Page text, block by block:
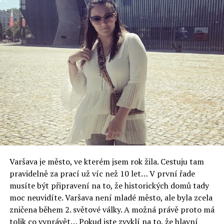
zalíbilo, protože se jednalo o oblast velmi bohatou na
drahé kovy. Valoni v této oblasti našli zlato, drahokamy a
hlavně pyrit, z nějž vyráběli již v této době kyselinu
sírovou. Centrem valonské kultury byla Szklarska
Poręba, ale osídlili i Karpacz a okolní vísky.
Dějiny Karpacze jsou dále spojeny s evangelíky, kteří zde
nalezli útočiště během třicetileté války. V roce 1681
došlo ke stavbě kostelíka sv.Vavřince na Sněžce a od té
doby se stal Karpacz centrem poutníků ze všech
světových stran. V roce 1772 byla založena evangelická
škola a v roce 1844 sem byl přenesen starý dřevěný
kostelík z norského městečka Vang, ten je nyní jednou z
největších atrakcí města.
V druhé polovině 19.století nastal v Evropě velký rozvoj
turistiky. Samozřejmě ani Karpacz jako malebné
městečko v horách nezůstala pozadu. Vznikla řada
hotelů, penzionů, výletních restaurací, došlo k
Varšava je město, ve kterém jsem rok žila. Cestuju tam
pravidelně za prací už víc než 10 let… V první řade
musíte být připravení na to, že historických domů tady
moc neuvidíte. Varšava není mladé město, ale byla zcela
zničena během 2. světové války. A možná právě proto má
tolik co vyprávět… Pokud jste zvyklí na to, že hlavní